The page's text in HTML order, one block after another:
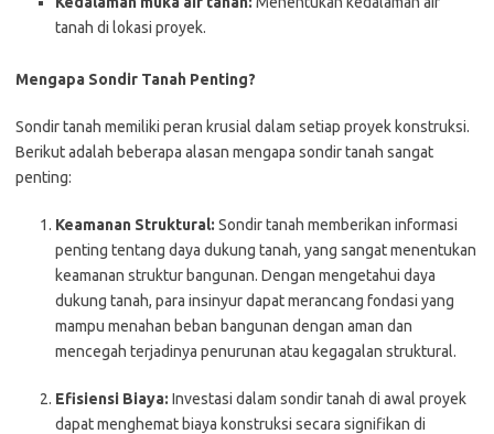
tanah di lokasi proyek.
Mengapa Sondir Tanah Penting?
Sondir tanah memiliki peran krusial dalam setiap proyek konstruksi.
Berikut adalah beberapa alasan mengapa sondir tanah sangat
penting:
Keamanan Struktural: Sondir tanah memberikan informasi
penting tentang daya dukung tanah, yang sangat menentukan
keamanan struktur bangunan. Dengan mengetahui daya
dukung tanah, para insinyur dapat merancang fondasi yang
mampu menahan beban bangunan dengan aman dan
mencegah terjadinya penurunan atau kegagalan struktural.
Efisiensi Biaya: Investasi dalam sondir tanah di awal proyek
dapat menghemat biaya konstruksi secara signifikan di